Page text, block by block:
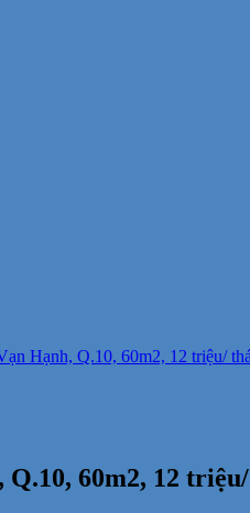
Hạnh, Q.10, 60m2, 12 triệu/
60m2, 12